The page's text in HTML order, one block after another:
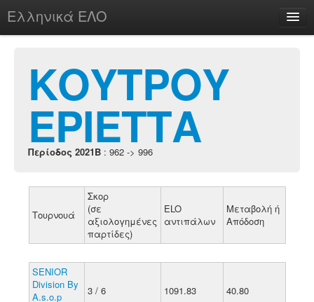
Ελληνικά ΕΛΟ
chesstu.be @ discord
Login
ΚΟΥΤΡΟΥ
ΕΡΙΕΤΤΑ
Περίοδος 2021B : 962 -> 996
Τουρνουά
Σκορ
(σε
αξιολογημένες
παρτίδες)
ELO
αντιπάλων
Μεταβολή ή
Απόδοση
SENIOR
Division By
A.s.o.p
3 / 6 1091.83 40.80